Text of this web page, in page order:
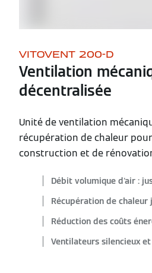
VITOVENT 200-D
Ventilation
décentralisée
Unité de ventilation
récupération de chaleur
construction et de
Débit volumique d'air :
Récupération de chaleur
Réduction des coûts
Ventilateurs silencieux